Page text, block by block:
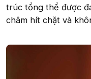
trúc tổng thể được
châm hít chặt và